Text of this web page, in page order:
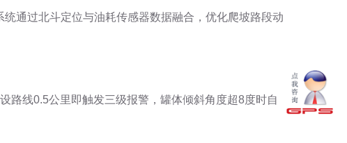
通过北斗定位与油耗传感器数据融合，优化爬坡路段动
路线0.5公里即触发三级报警，罐体倾斜角度超8度时自